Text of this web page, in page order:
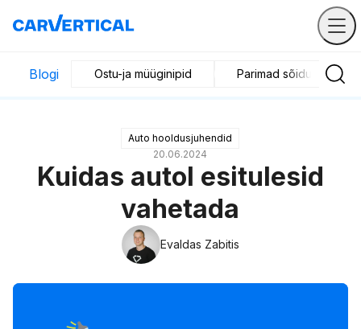
Blogi Ostu-ja müüginipid Parimad sõidukid
Auto hooldusjuhendid
20.06.2024
Kuidas autol esitulesid
vahetada
Evaldas Zabitis